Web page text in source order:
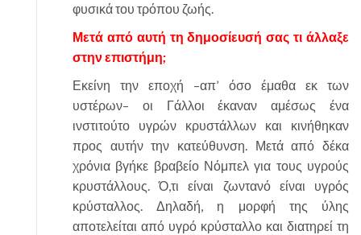
φυσικά του τρόπου ζωής.
Μετά από αυτή τη δημοσίευσή σας τι άλλαξε
στην επιστήμη;
Εκείνη την εποχή –απ’ όσο έμαθα εκ των
υστέρων– οι Γάλλοι έκαναν αμέσως ένα
ινστιτούτο υγρών κρυστάλλων και κινήθηκαν
προς αυτήν την κατεύθυνση. Μετά από δέκα
χρόνια βγήκε βραβείο Νόμπελ για τους υγρούς
κρυστάλλους. Ό,τι είναι ζωντανό είναι υγρός
κρύσταλλος. Δηλαδή, η μορφή της ύλης
αποτελείται από υγρό κρύσταλλο και διατηρεί τη